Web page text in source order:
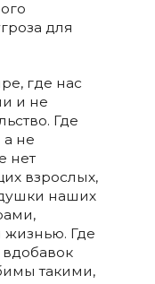
для
где нас
и не
Где
а не
нет
взрослых,
наших
Где
такими,